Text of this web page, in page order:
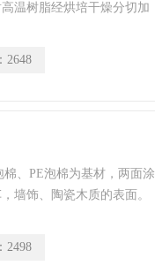
温树脂经烘培干燥分切加
和其它电器的耐火绝缘
2648
、PE泡棉为基材，两面涂
墙饰、陶瓷木质的表面。
2498